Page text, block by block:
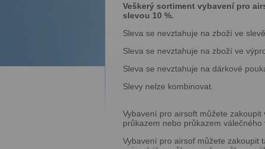
Veškerý sortiment vybavení pro
slevou 10 %.
Sleva se nevztahuje na zboží ve
Sleva se nevztahuje na zboží ve
Sleva se nevztahuje na dárkové
Slevy nelze kombinovat.
Vybavení pro airsoft můžete
průkazem nebo průkazem válečného
Vybavení pro airsof můžete zakoupit